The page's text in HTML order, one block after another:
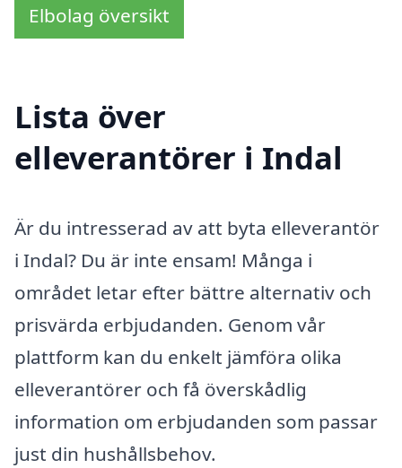
Elbolag översikt
Lista över
elleverantörer i Indal
Är du intresserad av att byta elleverantör
i Indal? Du är inte ensam! Många i
området letar efter bättre alternativ och
prisvärda erbjudanden. Genom vår
plattform kan du enkelt jämföra olika
elleverantörer och få överskådlig
information om erbjudanden som passar
just din hushållsbehov.